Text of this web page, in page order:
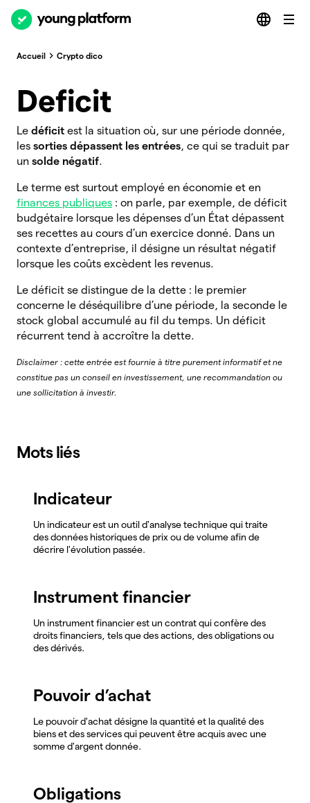
Accueil Crypto dico
Deficit
Le déficit est la situation où, sur une période donnée,
les sorties dépassent les entrées, ce qui se traduit par
un solde négatif.
Le terme est surtout employé en économie et en
finances publiques : on parle, par exemple, de déficit
budgétaire lorsque les dépenses d’un État dépassent
ses recettes au cours d’un exercice donné. Dans un
contexte d’entreprise, il désigne un résultat négatif
lorsque les coûts excèdent les revenus.
Le déficit se distingue de la dette : le premier
concerne le déséquilibre d’une période, la seconde le
stock global accumulé au fil du temps. Un déficit
récurrent tend à accroître la dette.
Disclaimer : cette entrée est fournie à titre purement informatif et ne
constitue pas un conseil en investissement, une recommandation ou
une sollicitation à investir.
Mots liés
Indicateur
Un indicateur est un outil d'analyse technique qui traite
des données historiques de prix ou de volume afin de
décrire l'évolution passée.
Instrument financier
Un instrument financier est un contrat qui confère des
droits financiers, tels que des actions, des obligations ou
des dérivés.
Pouvoir d’achat
Le pouvoir d'achat désigne la quantité et la qualité des
biens et des services qui peuvent être acquis avec une
somme d'argent donnée.
Obligations